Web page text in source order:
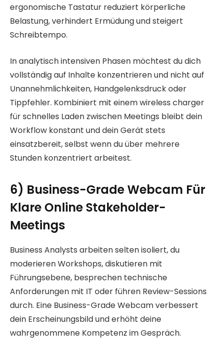
ergonomische Tastatur reduziert körperliche
Belastung, verhindert Ermüdung und steigert
Schreibtempo.
In analytisch intensiven Phasen möchtest du dich
vollständig auf Inhalte konzentrieren und nicht auf
Unannehmlichkeiten, Handgelenksdruck oder
Tippfehler. Kombiniert mit einem wireless charger
für schnelles Laden zwischen Meetings bleibt dein
Workflow konstant und dein Gerät stets
einsatzbereit, selbst wenn du über mehrere
Stunden konzentriert arbeitest.
6) Business-Grade Webcam Für
Klare Online Stakeholder-
Meetings
Business Analysts arbeiten selten isoliert, du
moderieren Workshops, diskutieren mit
Führungsebene, besprechen technische
Anforderungen mit IT oder führen Review-Sessions
durch. Eine Business-Grade Webcam verbessert
dein Erscheinungsbild und erhöht deine
wahrgenommene Kompetenz im Gespräch.